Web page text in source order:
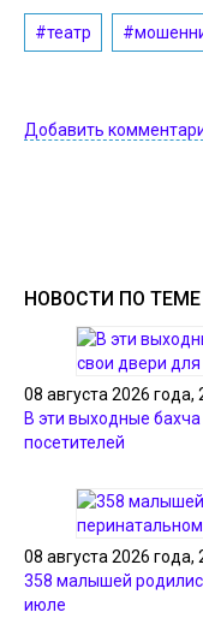
#театр
Добавить
НОВОСТИ ПО ТЕМЕ
08 августа 2026 года,
В эти выходные
посетителей
08 августа 2026 года,
358 малышей
июле